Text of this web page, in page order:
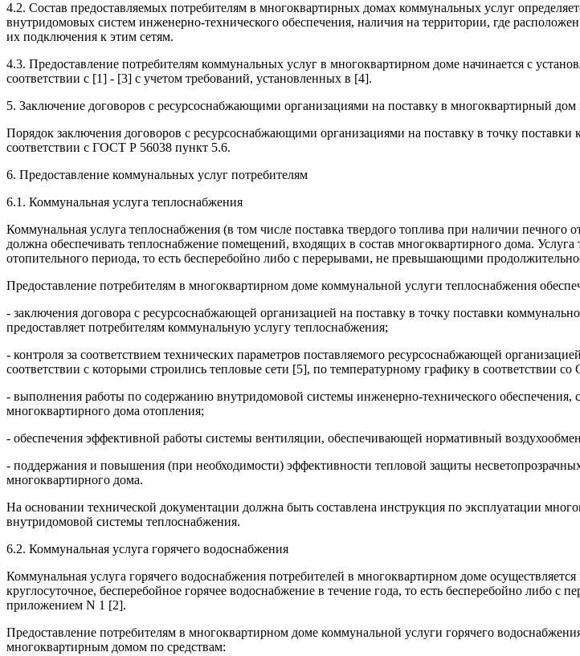
4.2. Состав предоставляемых потребителям в многоквартирных домах коммунальных услуг
внутридомовых систем инженерно-технического обеспечения, наличия на территории, где
их подключения к этим сетям.
4.3. Предоставление потребителям коммунальных услуг в многоквартирном доме начинается с
соответствии с [1] - [3] с учетом требований, установленных в [4].
5. Заключение договоров с ресурсоснабжающими организациями на поставку в многоквартирный
Порядок заключения договоров с ресурсоснабжающими организациями на поставку в точку поставки
соответствии с ГОСТ Р 56038 пункт 5.6.
6. Предоставление коммунальных услуг потребителям
6.1. Коммунальная услуга теплоснабжения
Коммунальная услуга теплоснабжения (в том числе поставка твердого топлива при наличии печного
должна обеспечивать теплоснабжение помещений, входящих в состав многоквартирного дома.
отопительного периода, то есть бесперебойно либо с перерывами, не превышающими
Предоставление потребителям в многоквартирном доме коммунальной услуги теплоснабжения
- заключения договора с ресурсоснабжающей организацией на поставку в точку поставки
предоставляет потребителям коммунальную услугу теплоснабжения;
- контроля за соответствием технических параметров поставляемого ресурсоснабжающей
соответствии с которыми строились тепловые сети [5], по температурному графику в соответствии
- выполнения работы по содержанию внутридомовой системы инженерно-технического обеспечения,
многоквартирного дома отопления;
- обеспечения эффективной работы системы вентиляции, обеспечивающей нормативный
- поддержания и повышения (при необходимости) эффективности тепловой защиты
многоквартирного дома.
На основании технической документации должна быть составлена инструкция по эксплуатации
внутридомовой системы теплоснабжения.
6.2. Коммунальная услуга горячего водоснабжения
Коммунальная услуга горячего водоснабжения потребителей в многоквартирном доме
круглосуточное, бесперебойное горячее водоснабжение в течение года, то есть бесперебойно
приложением N 1 [2].
Предоставление потребителям в многоквартирном доме коммунальной услуги горячего
многоквартирным домом по средствам: